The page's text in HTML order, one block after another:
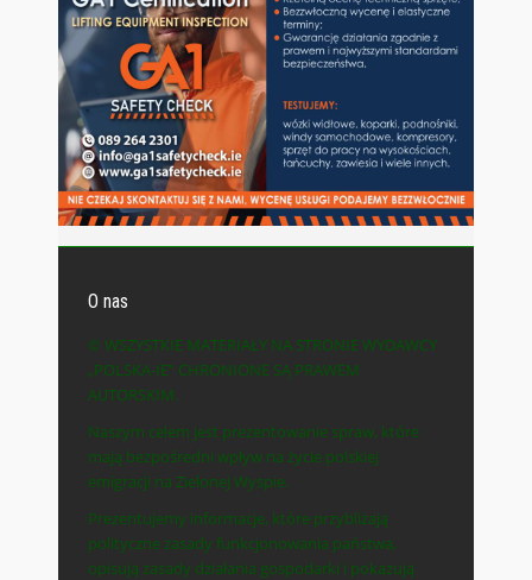
O nas
© WSZYSTKIE MATERIAŁY NA STRONIE WYDAWCY
„POLSKA-IE” CHRONIONE SĄ PRAWEM
AUTORSKIM.
Naszym celem jest prezentowanie spraw, które
mają bezpośredni wpływ na życie polskiej
emigracji na Zielonej Wyspie.
Prezentujemy informacje, które przybliżają
polityczne zasady funkcjonowania państwa,
opisują zasady działania gospodarki i pokazują